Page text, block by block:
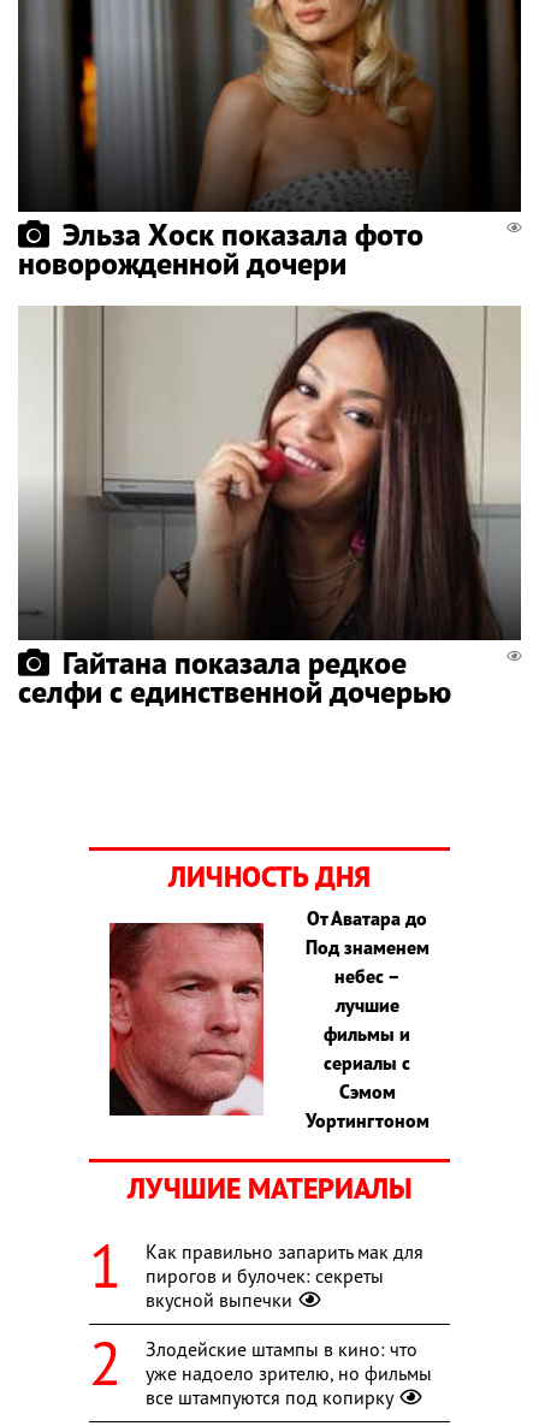
Эльза Хоск показала фото
новорожденной дочери
Гайтана показала редкое
селфи с единственной дочерью
ЛИЧНОСТЬ ДНЯ
От Аватара до
Под знаменем
небес –
лучшие
фильмы и
сериалы с
Сэмом
Уортингтоном
ЛУЧШИЕ МАТЕРИАЛЫ
Как правильно запарить мак для
пирогов и булочек: секреты
вкусной выпечки
Злодейские штампы в кино: что
уже надоело зрителю, но фильмы
все штампуются под копирку